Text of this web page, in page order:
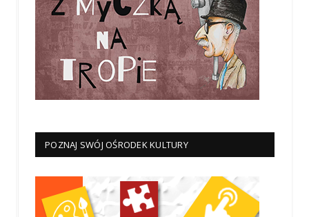
POZNAJ SWÓJ OŚRODEK KULTURY